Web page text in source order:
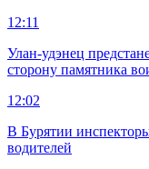
12:11
Улан-удэнец
сторону памятника
12:02
В Бурятии
водителей